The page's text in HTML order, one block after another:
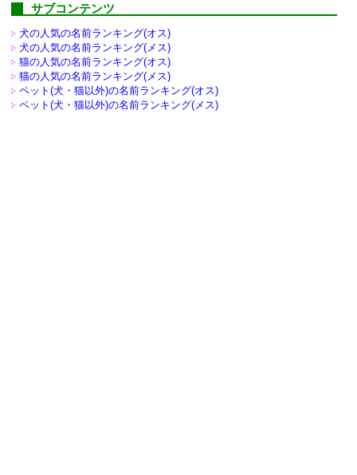
サブコンテンツ
犬の人気の名前ランキング(オス)
犬の人気の名前ランキング(メス)
猫の人気の名前ランキング(オス)
猫の人気の名前ランキング(メス)
ペット(犬・猫以外)の名前ランキング(オス)
ペット(犬・猫以外)の名前ランキング(メス)